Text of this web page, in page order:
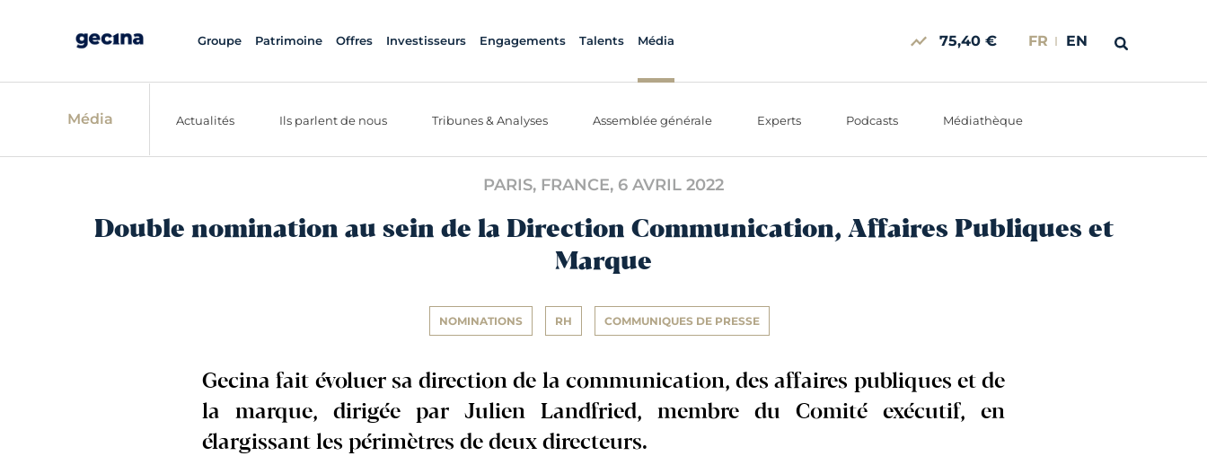
Groupe Patrimoine Offres Investisseurs Engagements Talents Média 75,40 € FR EN
Média Actualités Ils parlent de nous Tribunes & Analyses Assemblée générale Experts Podcasts Médiathèque
PARIS, FRANCE, 6 AVRIL 2022
Double nomination au sein de la Direction Communication, Affaires Publiques et
Marque
NOMINATIONS RH COMMUNIQUES DE PRESSE
Gecina fait évoluer sa direction de la communication, des affaires publiques et de
la marque, dirigée par Julien Landfried, membre du Comité exécutif, en
élargissant les périmètres de deux directeurs.